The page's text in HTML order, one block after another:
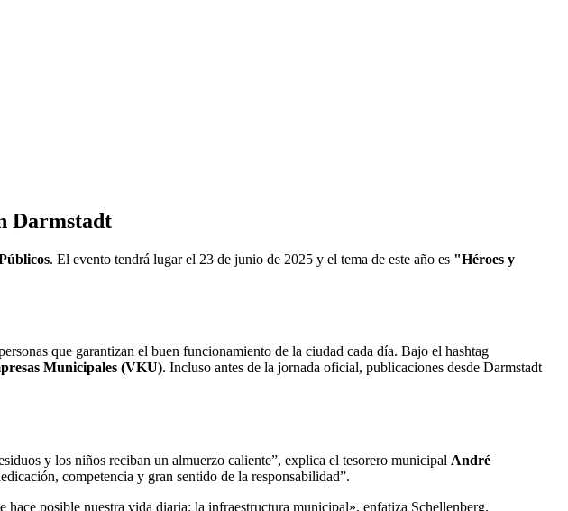
Darmstadt
. El evento tendrá lugar el 23 de junio de 2025 y el tema de este año es "Héroes y
que garantizan el buen funcionamiento de la ciudad cada día. Bajo el hashtag
Municipales (VKU). Incluso antes de la jornada oficial, publicaciones desde Darmstadt
y los niños reciban un almuerzo caliente”, explica el tesorero municipal André
competencia y gran sentido de la responsabilidad”.
posible nuestra vida diaria: la infraestructura municipal», enfatiza Schellenberg.